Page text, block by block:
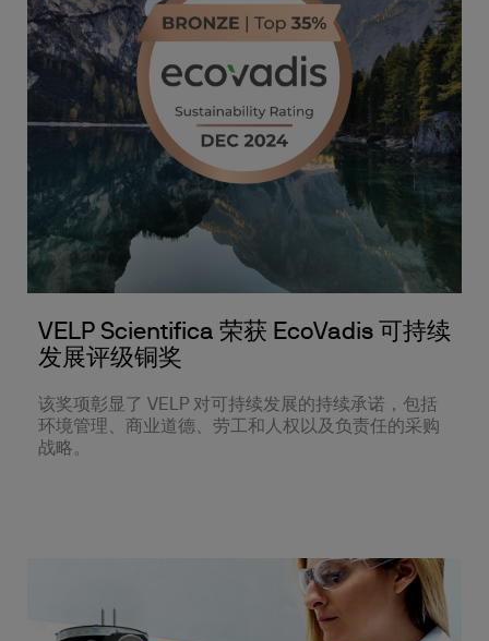
VELP Scientifica 荣获 EcoVadis 可持续
发展评级铜奖
该奖项彰显了 VELP 对可持续发展的持续承诺，包括
环境管理、商业道德、劳工和人权以及负责任的采购
战略。